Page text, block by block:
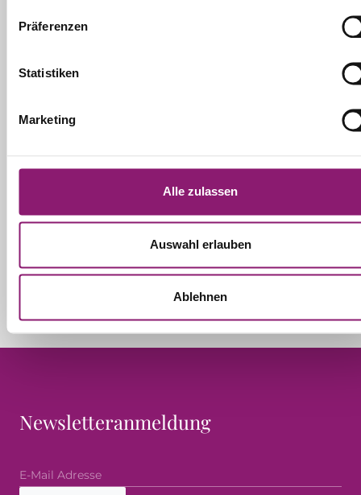
Präferenzen
Statistiken
Marketing
Alle zulassen
Auswahl erlauben
Ablehnen
Newsletteranmeldung